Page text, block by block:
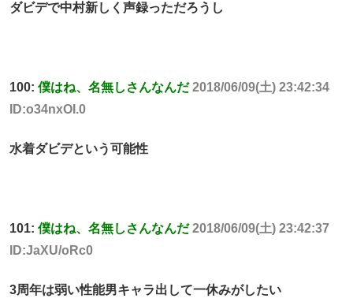
ダビデで中村新しく声録っただろうし
100: 僕はね、名無しさんなんだ 2018/06/09(土) 23:42:34
ID:o34nxOI.0
水着ダビデという可能性
101: 僕はね、名無しさんなんだ 2018/06/09(土) 23:42:37
ID:JaXU/oRc0
3周年は弱い性能男キャラ出して一休みがしたい